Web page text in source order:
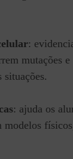
:
mutações e
situações.
: ajuda os
modelos